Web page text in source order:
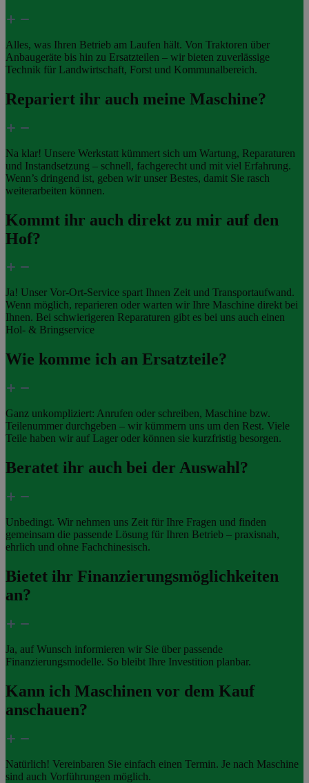
Alles, was Ihren Betrieb am Laufen hält. Von Traktoren über
Anbaugeräte bis hin zu Ersatzteilen – wir bieten zuverlässige
Technik für Landwirtschaft, Forst und Kommunalbereich.
Repariert ihr auch meine Maschine?
Na klar! Unsere Werkstatt kümmert sich um Wartung, Reparaturen
und Instandsetzung – schnell, fachgerecht und mit viel Erfahrung.
Wenn’s dringend ist, geben wir unser Bestes, damit Sie rasch
weiterarbeiten können.
Kommt ihr auch direkt zu mir auf den
Hof?
Ja! Unser Vor-Ort-Service spart Ihnen Zeit und Transportaufwand.
Wenn möglich, reparieren oder warten wir Ihre Maschine direkt bei
Ihnen. Bei schwierigeren Reparaturen gibt es bei uns auch einen
Hol- & Bringservice
Wie komme ich an Ersatzteile?
Ganz unkompliziert: Anrufen oder schreiben, Maschine bzw.
Teilenummer durchgeben – wir kümmern uns um den Rest. Viele
Teile haben wir auf Lager oder können sie kurzfristig besorgen.
Beratet ihr auch bei der Auswahl?
Unbedingt. Wir nehmen uns Zeit für Ihre Fragen und finden
gemeinsam die passende Lösung für Ihren Betrieb – praxisnah,
ehrlich und ohne Fachchinesisch.
Bietet ihr Finanzierungsmöglichkeiten
an?
Ja, auf Wunsch informieren wir Sie über passende
Finanzierungsmodelle. So bleibt Ihre Investition planbar.
Kann ich Maschinen vor dem Kauf
anschauen?
Natürlich! Vereinbaren Sie einfach einen Termin. Je nach Maschine
sind auch Vorführungen möglich.